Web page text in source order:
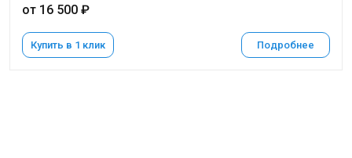
от 16 500 ₽
Купить в 1 клик Подробнее